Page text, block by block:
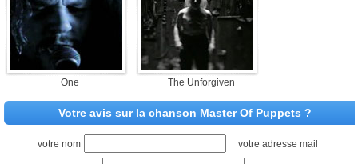
One The Unforgiven
Votre avis sur la chanson Master Of Puppets ?
votre nom votre adresse mail